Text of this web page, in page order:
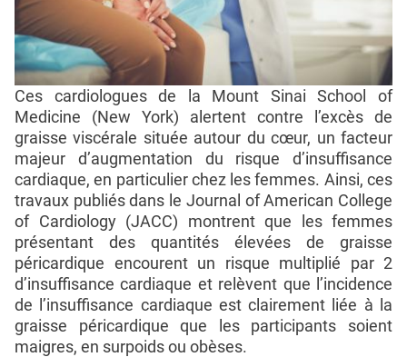
Ces cardiologues de la Mount Sinai School of
Medicine (New York) alertent contre l’excès de
graisse viscérale située autour du cœur, un facteur
majeur d’augmentation du risque d’insuffisance
cardiaque, en particulier chez les femmes. Ainsi, ces
travaux publiés dans le Journal of American College
of Cardiology (JACC) montrent que les femmes
présentant des quantités élevées de graisse
péricardique encourent un risque multiplié par 2
d’insuffisance cardiaque et relèvent que l’incidence
de l’insuffisance cardiaque est clairement liée à la
graisse péricardique que les participants soient
maigres, en surpoids ou obèses.